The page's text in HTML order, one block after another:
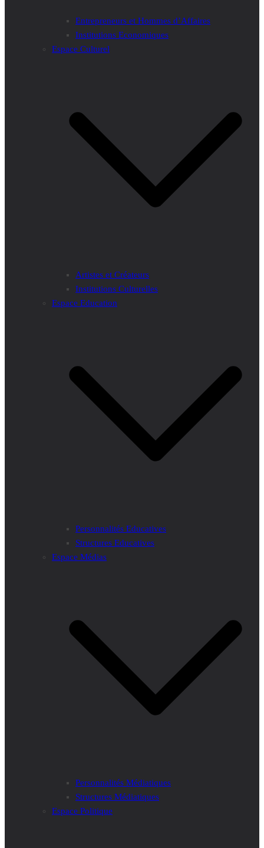
Entrepreneurs et Hommes d’Affaires
Institutions Economiques
Espace Culturel
Artistes et Créateurs
Institutions Culturelles
Espace Education
Personnalités Educatives
Structures Educatives
Espace Médias
Personnalités Médiatiques
Structures Médiatiques
Espace Politique